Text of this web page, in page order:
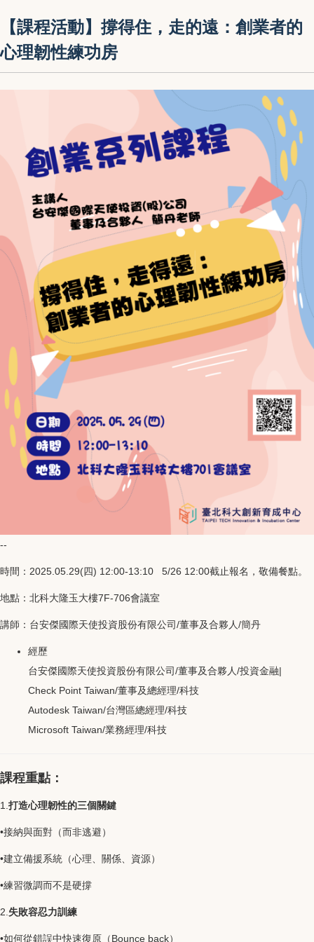
【課程活動】撐得住，走的遠：創業者的
心理韌性練功房
--
時間：2025.05.29(四) 12:00-13:10 5/26 12:00截止報名，敬備餐點。
地點：北科大隆玉大樓7F-706會議室
講師：台安傑國際天使投資股份有限公司/董事及合夥人/簡丹
經歷
台安傑國際天使投資股份有限公司/董事及合夥人/投資金融|
Check Point Taiwan/董事及總經理/科技
Autodesk Taiwan/台灣區總經理/科技
Microsoft Taiwan/業務經理/科技
課程重點：
1. 打造心理韌性的三個關鍵
•接納與面對（而非逃避）
•建立備援系統（心理、關係、資源）
•練習微調而不是硬撐
2. 失敗容忍力訓練
•如何從錯誤中快速復原（Bounce back）